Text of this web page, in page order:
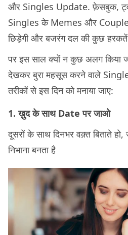
और Singles Update. फ़ेसबुक,
Singles के Memes और
छिड़ेगी और बजरंग दल की कुछ हरकतें
पर इस साल क्यों न कुछ अलग किया
देखकर बुरा महसूस करने वाले
तरीकों से इस दिन को मनाया जाए:
1. ख़ुद के साथ Date पर जाओ
दूसरों के साथ दिनभर वक़्त बिताते
निभाना बनता है